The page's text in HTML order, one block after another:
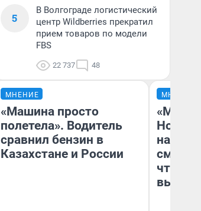
5
В Волгограде логистический
центр Wildberries прекратил
прием товаров по модели
FBS
22 737 48
МНЕНИЕ
«Машина просто
полетела». Водитель
сравнил бензин в
Казахстане и России
МНЕНИЕ
«Мы
чтобы